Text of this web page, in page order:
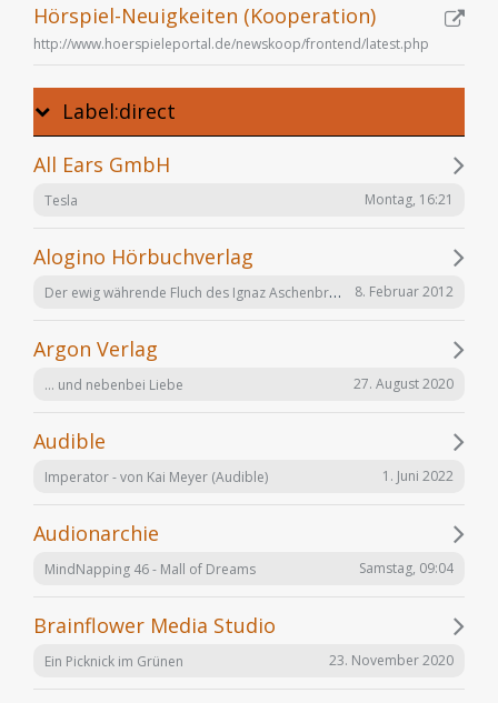
Hörspiel-Neuigkeiten (Kooperation)
http://www.hoerspieleportal.de/newskoop/frontend/latest.php
Label:direct
All Ears GmbH
Tesla Montag, 16:21
Alogino Hörbuchverlag
Der ewig währende Fluch des Ignaz Aschenbrenner 8. Februar 2012
Argon Verlag
... und nebenbei Liebe 27. August 2020
Audible
Imperator - von Kai Meyer (Audible) 1. Juni 2022
Audionarchie
MindNapping 46 - Mall of Dreams Samstag, 09:04
Brainflower Media Studio
Ein Picknick im Grünen 23. November 2020